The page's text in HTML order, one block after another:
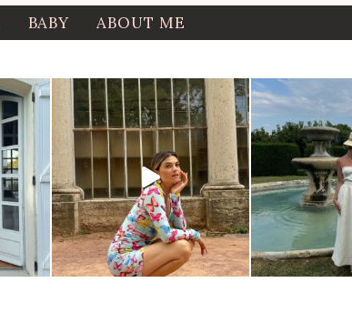
BABY ABOUT ME